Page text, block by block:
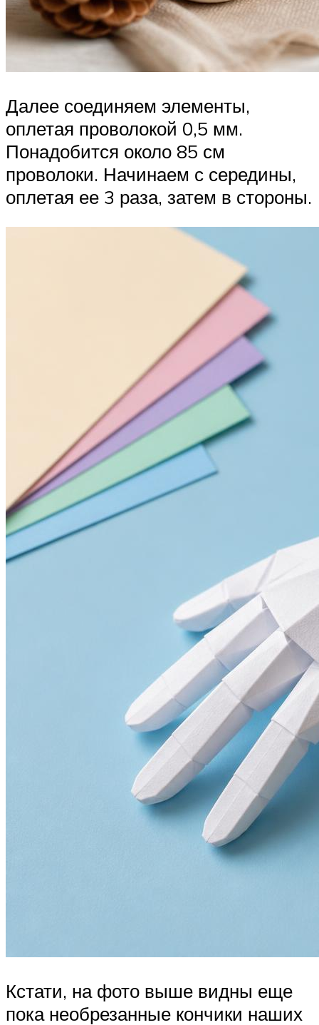
Далее соединяем элементы,
оплетая проволокой 0,5 мм.
Понадобится около 85 см
проволоки. Начинаем с середины,
оплетая ее 3 раза, затем в стороны.
Кстати, на фото выше видны еще
пока необрезанные кончики наших